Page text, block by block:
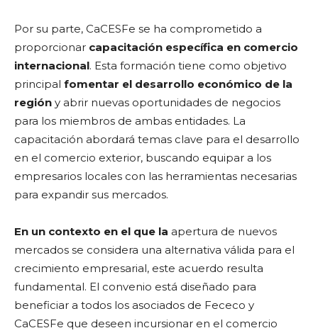
Por su parte, CaCESFe se ha comprometido a
proporcionar capacitación específica en comercio
internacional. Esta formación tiene como objetivo
principal fomentar el desarrollo económico de la
región y abrir nuevas oportunidades de negocios
para los miembros de ambas entidades. La
capacitación abordará temas clave para el desarrollo
en el comercio exterior, buscando equipar a los
empresarios locales con las herramientas necesarias
para expandir sus mercados.
En un contexto en el que la apertura de nuevos
mercados se considera una alternativa válida para el
crecimiento empresarial, este acuerdo resulta
fundamental. El convenio está diseñado para
beneficiar a todos los asociados de Fececo y
CaCESFe que deseen incursionar en el comercio